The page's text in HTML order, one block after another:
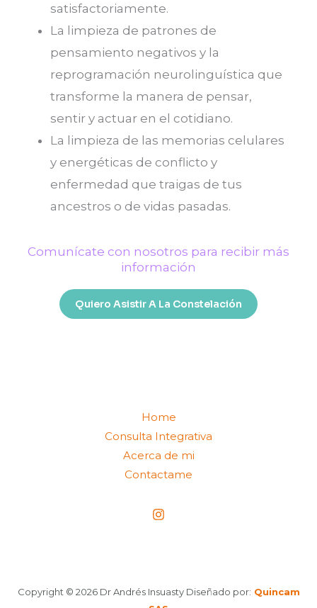
satisfactoriamente.
La limpieza de patrones de
pensamiento negativos y la
reprogramación neurolinguística que
transforme la manera de pensar,
sentir y actuar en el cotidiano.
La limpieza de las memorias celulares
y energéticas de conflicto y
enfermedad que traigas de tus
ancestros o de vidas pasadas.
Comunícate con nosotros para recibir más
información
Quiero Asistir A La Constelación
Home
Consulta Integrativa
Acerca de mi
Contactame
Copyright © 2026 Dr Andrés Insuasty Diseñado por: Quincam